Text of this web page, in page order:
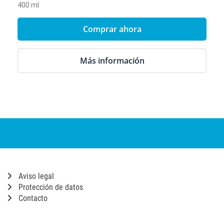
400 ml
Comprar ahora
Más información
Aviso legal
Protección de datos
Contacto